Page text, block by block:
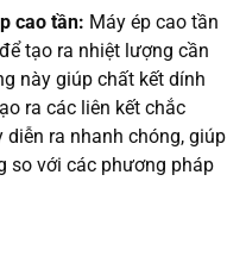
cao tần: Máy ép cao tần
tạo ra nhiệt lượng cần
này giúp chất kết dính
ra các liên kết chắc
ra nhanh chóng, giúp
so với các phương pháp